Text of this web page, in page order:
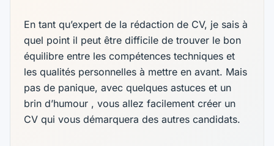
En tant qu’expert de la rédaction de CV, je sais à
quel point il peut être difficile de trouver le bon
équilibre entre les compétences techniques et
les qualités personnelles à mettre en avant. Mais
pas de panique, avec quelques astuces et un
brin d’humour , vous allez facilement créer un
CV qui vous démarquera des autres candidats.